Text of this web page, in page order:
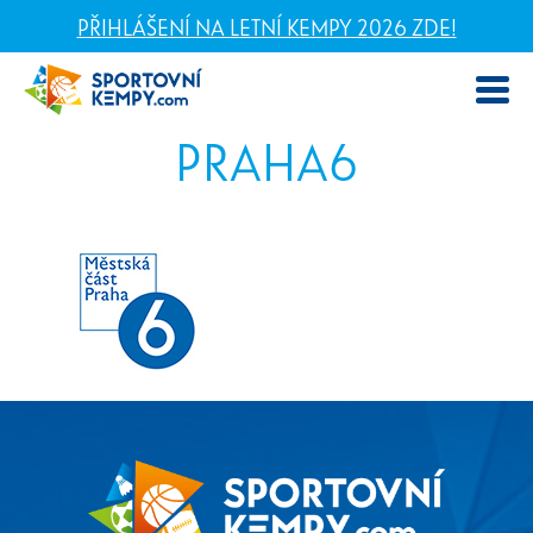
PŘIHLÁŠENÍ NA LETNÍ KEMPY 2026 ZDE!
PRAHA6